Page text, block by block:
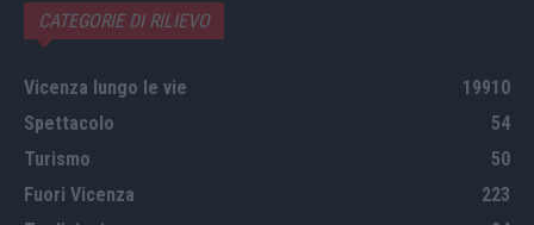
CATEGORIE DI RILIEVO
Vicenza lungo le vie
19910
Spettacolo
54
Turismo
50
Fuori Vicenza
223